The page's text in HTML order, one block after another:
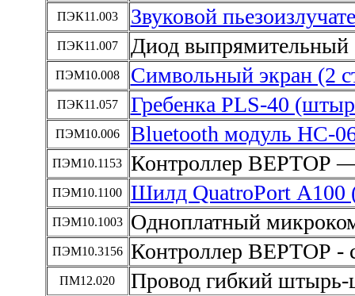
ПЭК11.003 Звуковой
ПЭК11.007 Диод
ПЭМ10.008 Символьный экран (2
ПЭК11.057 Гребенка PLS-40
ПЭМ10.006 Bluetooth модуль HC-
ПЭМ10.1153 Контроллер ВЕРТОР —
ПЭМ10.1100 Шилд QuatroPort А100
ПЭМ10.1003 Одноплатный
ПЭМ10.3156 Контроллер ВЕРТОР -
ПМ12.020 Провод гибкий